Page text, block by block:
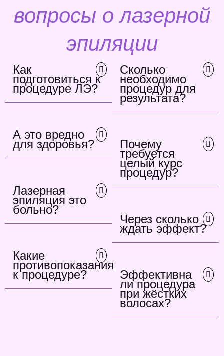
вопросы о лазерной
эпиляции
Как
подготовиться к
процедуре ЛЭ?
А это вредно
для здоровья?
Лазерная
эпиляция это
больно?
Какие
противопоказания
к процедуре?
Сколько
необходимо
процедур для
результата?
Почему
требуется
целый курс
процедур?
Через сколько
ждать эффект?
Эффективна
ли процедура
при жёстких
волосах?